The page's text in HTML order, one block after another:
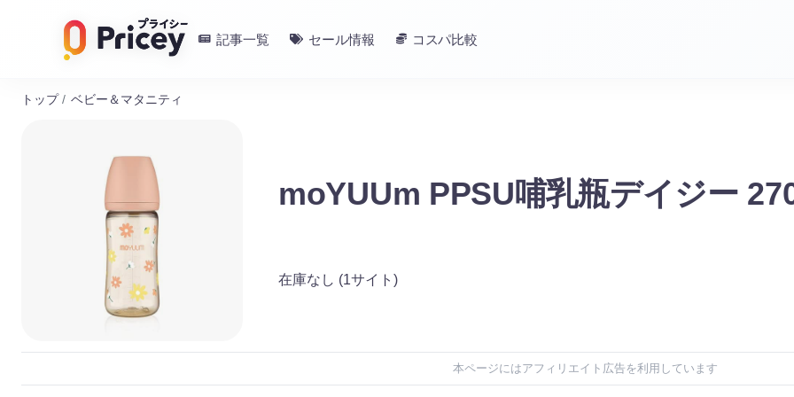
記事一覧 セール情報 コスパ比較
トップ / ベビー＆マタニティ
moYUUm PPSU哺乳瓶デイジー
在庫なし (1サイト)
本ページにはアフィリエイト広告を利用しています